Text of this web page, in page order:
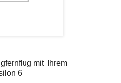
mit Ihrem
6